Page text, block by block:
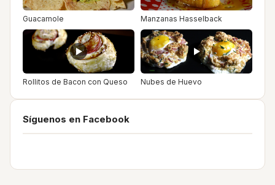
Guacamole Manzanas Hasselback
Rollitos de Bacon con Queso Nubes de Huevo
Síguenos en Facebook